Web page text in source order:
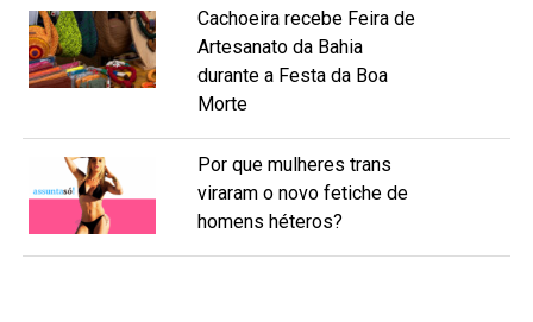
Cachoeira recebe Feira de
Artesanato da Bahia
durante a Festa da Boa
Morte
Por que mulheres trans
viraram o novo fetiche de
homens héteros?